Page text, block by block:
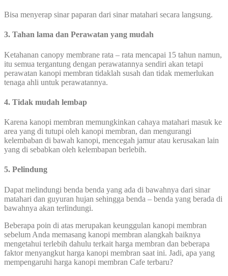
Bisa menyerap sinar paparan dari sinar matahari secara langsung.
3. Tahan lama dan Perawatan yang mudah
Ketahanan canopy membrane rata – rata mencapai 15 tahun namun,
itu semua tergantung dengan perawatannya sendiri akan tetapi
perawatan kanopi membran tidaklah susah dan tidak memerlukan
tenaga ahli untuk perawatannya.
4. Tidak mudah lembap
Karena kanopi membran memungkinkan cahaya matahari masuk ke
area yang di tutupi oleh kanopi membran, dan mengurangi
kelembaban di bawah kanopi, mencegah jamur atau kerusakan lain
yang di sebabkan oleh kelembapan berlebih.
5. Pelindung
Dapat melindungi benda benda yang ada di bawahnya dari sinar
matahari dan guyuran hujan sehingga benda – benda yang berada di
bawahnya akan terlindungi.
Beberapa poin di atas merupakan keunggulan kanopi membran
sebelum Anda memasang kanopi membran alangkah baiknya
mengetahui terlebih dahulu terkait harga membran dan beberapa
faktor menyangkut harga kanopi membran saat ini. Jadi, apa yang
mempengaruhi harga kanopi membran Cafe terbaru?